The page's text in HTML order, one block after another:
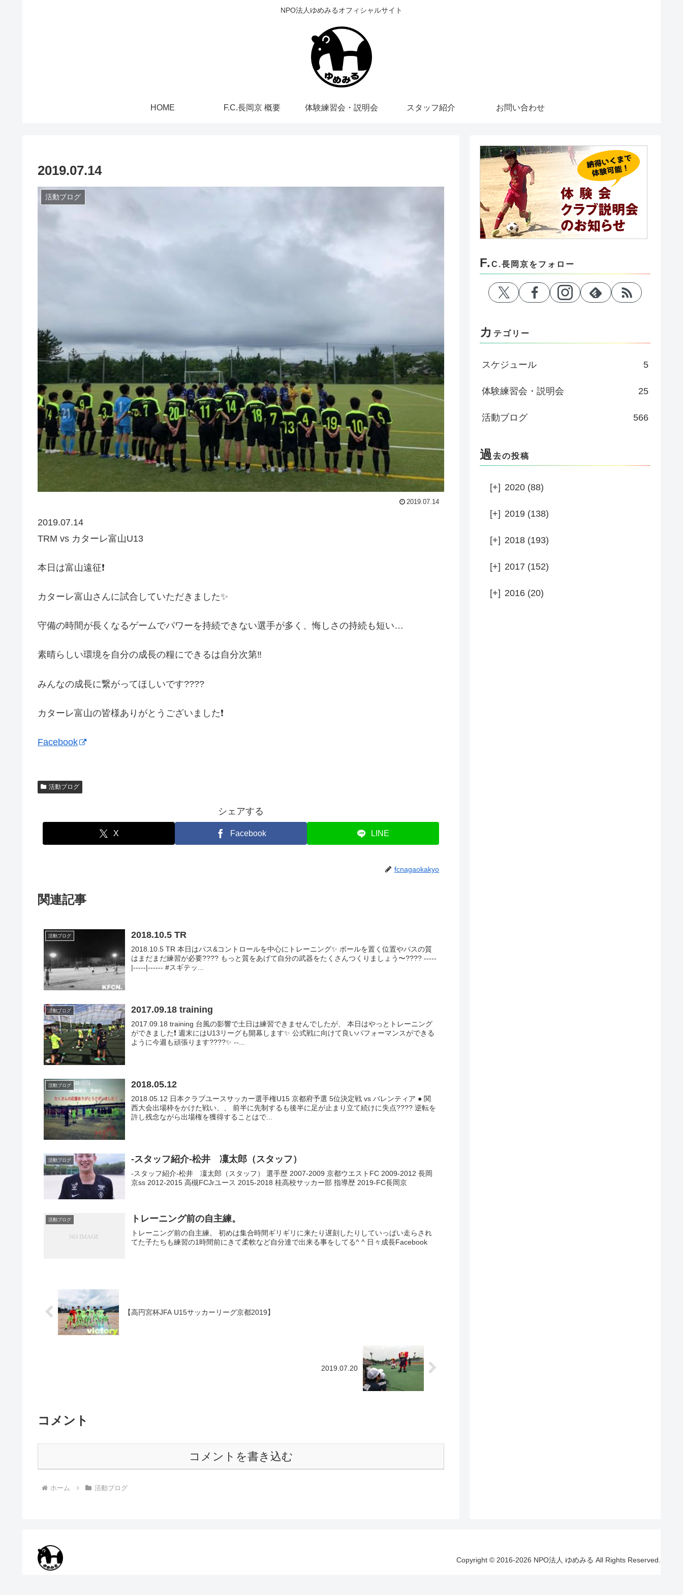
NPO法人ゆめみるオフィシャルサイト
HOME F.C.長岡京 概要 体験練習会・説明会 スタッフ紹介 お問い合わせ
2019.07.14
活動ブログ
2019.07.14
2019.07.14
TRM vs カターレ富山U13
本日は富山遠征❗️
カターレ富山さんに試合していただきました✨
守備の時間が長くなるゲームでパワーを持続できない選手が多く、悔しさの持続も短い…
素晴らしい環境を自分の成長の糧にできるは自分次第‼️
みんなの成長に繋がってほしいです????
カターレ富山の皆様ありがとうございました❗️
Facebook
活動ブログ
シェアする
X Facebook LINE
fcnagaokakyo
関連記事
活動ブログ 2018.10.5 TR
2018.10.5 TR 本日はパス&コントロールを中心にトレーニング✨ ボールを置く位置やパスの質
はまだまだ練習が必要???? もっと質をあげて自分の武器をたくさんつくりましょう〜???? -----
|-----|------ #スギテッ...
活動ブログ 2017.09.18 training
2017.09.18 training 台風の影響で土日は練習できませんでしたが、 本日はやっとトレーニング
ができました❗️ 週末にはU13リーグも開幕します✨ 公式戦に向けて良いパフォーマンスができる
ように今週も頑張ります????✨ --...
活動ブログ 2018.05.12
2018.05.12 日本クラブユースサッカー選手権U15 京都府予選 5位決定戦 vs バレンティア ● 関
西大会出場枠をかけた戦い、、 前半に先制するも後半に足が止まり立て続けに失点???? 逆転を
許し残念ながら出場権を獲得することはで...
活動ブログ -スタッフ紹介-松井 凜太郎（スタッフ）
-スタッフ紹介-松井 凜太郎（スタッフ） 選手歴 2007-2009 京都ウエストFC 2009-2012 長岡
京ss 2012-2015 高槻FCJrユース 2015-2018 桂高校サッカー部 指導歴 2019-FC長岡京
活動ブログ トレーニング前の自主練。
トレーニング前の自主練。 初めは集合時間ギリギリに来たり遅刻したりしていっぱい走らされ
てた子たちも練習の1時間前にきて柔軟など自分達で出来る事をしてる^ ^ 日々成長Facebook
【高円宮杯JFA U15サッカーリーグ京都2019】
2019.07.20
コメント
コメントを書き込む
ホーム 活動ブログ
F. C.長岡京をフォロー
カ テゴリー
スケジュール 5
体験練習会・説明会 25
活動ブログ 566
過 去の投稿
[+] 2020 (88)
[+] 2019 (138)
[+] 2018 (193)
[+] 2017 (152)
[+] 2016 (20)
Copyright © 2016-2026 NPO法人 ゆめみる All Rights Reserved.